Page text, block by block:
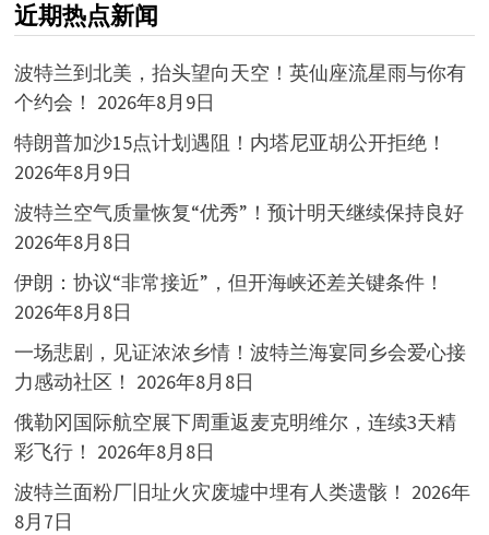
近期热点新闻
波特兰到北美，抬头望向天空！英仙座流星雨与你有
个约会！ 2026年8月9日
特朗普加沙15点计划遇阻！内塔尼亚胡公开拒绝！
2026年8月9日
波特兰空气质量恢复“优秀”！预计明天继续保持良好
2026年8月8日
伊朗：协议“非常接近”，但开海峡还差关键条件！
2026年8月8日
一场悲剧，见证浓浓乡情！波特兰海宴同乡会爱心接
力感动社区！ 2026年8月8日
俄勒冈国际航空展下周重返麦克明维尔，连续3天精
彩飞行！ 2026年8月8日
波特兰面粉厂旧址火灾废墟中埋有人类遗骸！ 2026年
8月7日